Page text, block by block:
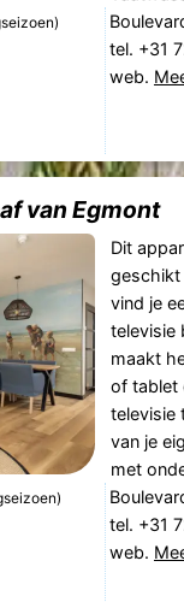
tel. +31
web.
van Egmont
Dit
geschikt
vind je
televisie
maakt
of tablet
televisie
van je
met
tel. +31
web.